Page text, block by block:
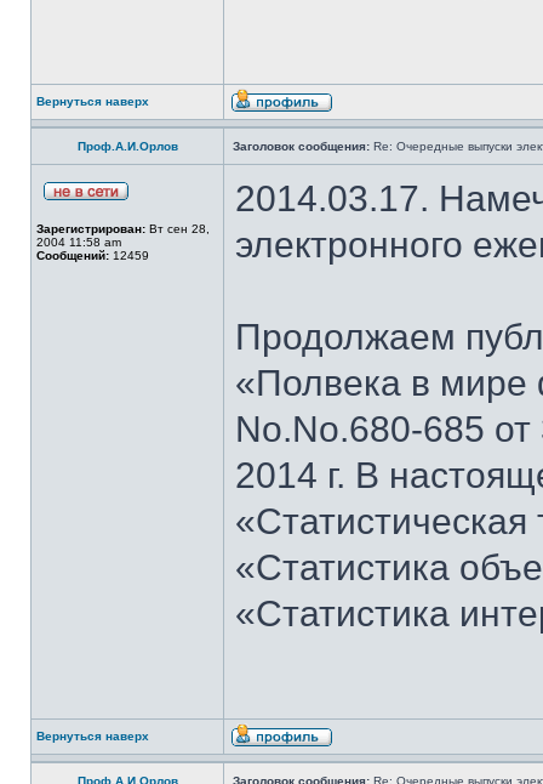
Вернуться наверх
Проф.А.И.Орлов Заголовок сообщения: Re: Очередные выпуски
Зарегистрирован: Вт сен 28,
2004 11:58 am
Сообщений: 12459
2014.03.17.
электронного
Продолжаем
«Полвека в мире
No.No.680-685
2014 г. В
«Статистика
«Статистика
Вернуться наверх
Проф.А.И.Орлов Заголовок сообщения: Re: Очередные выпуски